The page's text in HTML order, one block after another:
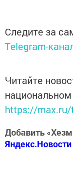
Следите за
Telegram-
Читайте
https://
Добавить
Яндекс.Новости